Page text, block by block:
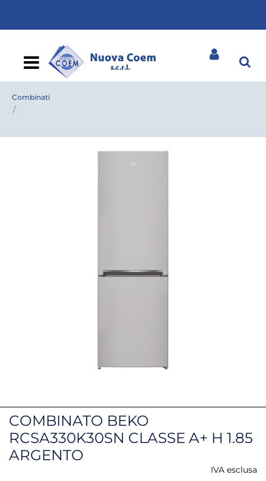
Open
Combinati
COMBINATO BEKO
RCSA330K30SN CLASSE A+ H 1.85
ARGENTO
IVA esclusa